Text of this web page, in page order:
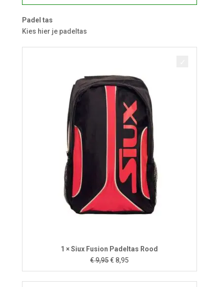
prijs
prijs
Padel tas
Kies hier je padeltas
1 × Siux Fusion Padeltas Rood
€9,95Oorspronkelijke
prijs
was:
€ 8,95Huidige
prijs
is: